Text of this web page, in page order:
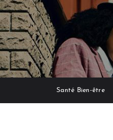
Santé Bien-être